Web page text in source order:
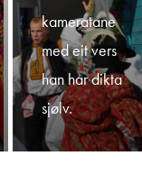
kameratane
med eit vers
han har dikta
sjølv.